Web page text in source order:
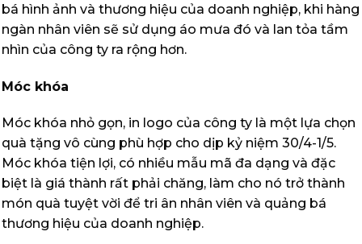
bá hình ảnh và thương hiệu của doanh nghiệp, khi hàng
ngàn nhân viên sẽ sử dụng áo mưa đó và lan tỏa tầm
nhìn của công ty ra rộng hơn.
Móc khóa
Móc khóa nhỏ gọn, in logo của công ty là một lựa chọn
quà tặng vô cùng phù hợp cho dịp kỷ niệm 30/4-1/5.
Móc khóa tiện lợi, có nhiều mẫu mã đa dạng và đặc
biệt là giá thành rất phải chăng, làm cho nó trở thành
món quà tuyệt vời để tri ân nhân viên và quảng bá
thương hiệu của doanh nghiệp.